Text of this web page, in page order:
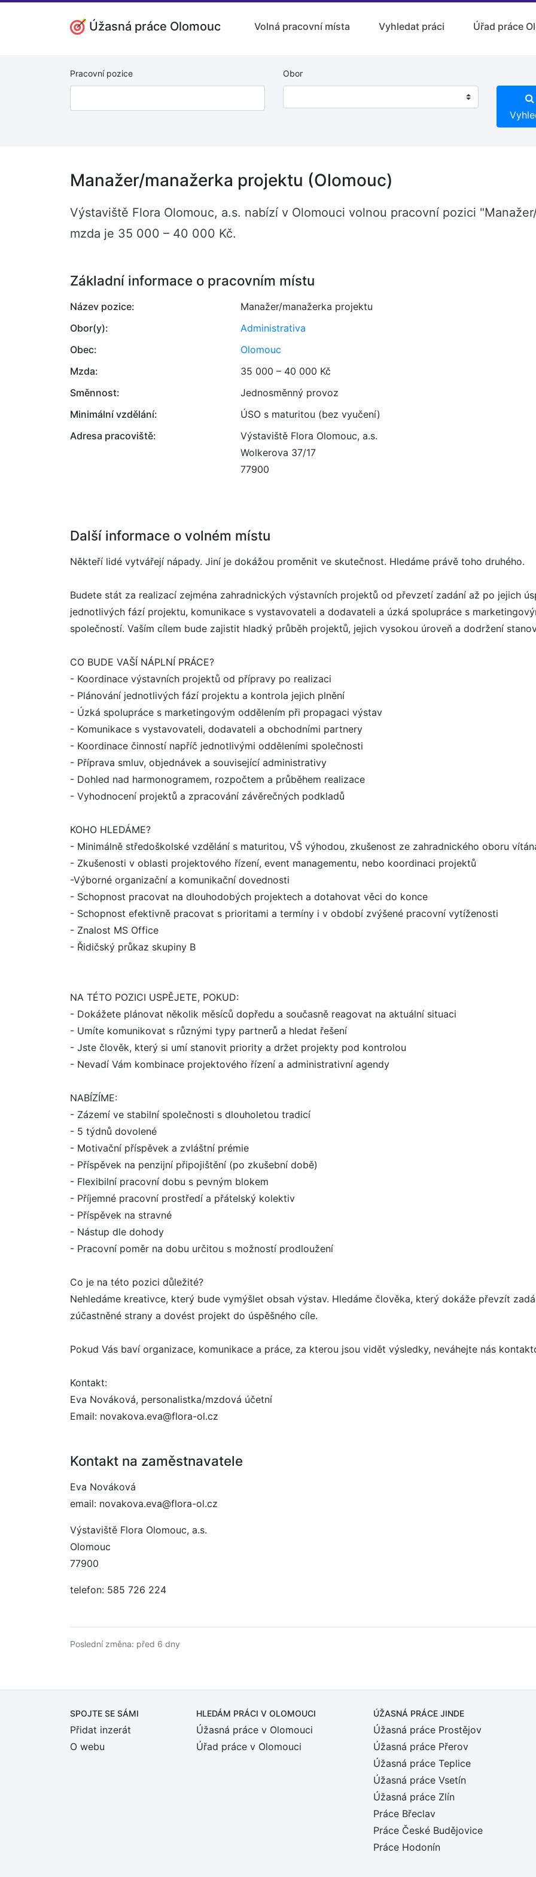
Úžasná práce Olomouc Volná pracovní místa Vyhledat práci Úřad práce
Pracovní pozice Obor
Manažer/manažerka projektu (Olomouc)
Výstaviště Flora Olomouc, a.s. nabízí v Olomouci volnou pracovní pozici
mzda je 35 000 – 40 000 Kč.
Základní informace o pracovním místu
Název pozice:
Manažer/manažerka projektu
Obor(y):
Administrativa
Obec:
Olomouc
Mzda:
35 000 – 40 000 Kč
Směnnost:
Jednosměnný provoz
Minimální vzdělání:
ÚSO s maturitou (bez vyučení)
Adresa pracoviště:
Výstaviště Flora Olomouc, a.s.
Wolkerova 37/17
77900
Další informace o volném místu
Někteří lidé vytvářejí nápady. Jiní je dokážou proměnit ve skutečnost. Hledáme právě toho druhého.
Budete stát za realizací zejména zahradnických výstavních projektů od převzetí zadání až po jejich
jednotlivých fází projektu, komunikace s vystavovateli a dodavateli a úzká spolupráce s
společností. Vaším cílem bude zajistit hladký průběh projektů, jejich vysokou úroveň a dodržení
CO BUDE VAŠÍ NÁPLNÍ PRÁCE?
- Koordinace výstavních projektů od přípravy po realizaci
- Plánování jednotlivých fází projektu a kontrola jejich plnění
- Úzká spolupráce s marketingovým oddělením při propagaci výstav
- Komunikace s vystavovateli, dodavateli a obchodními partnery
- Koordinace činností napříč jednotlivými odděleními společnosti
- Příprava smluv, objednávek a související administrativy
- Dohled nad harmonogramem, rozpočtem a průběhem realizace
- Vyhodnocení projektů a zpracování závěrečných podkladů
KOHO HLEDÁME?
- Minimálně středoškolské vzdělání s maturitou, VŠ výhodou, zkušenost ze zahradnického oboru
- Zkušenosti v oblasti projektového řízení, event managementu, nebo koordinaci projektů
-Výborné organizační a komunikační dovednosti
- Schopnost pracovat na dlouhodobých projektech a dotahovat věci do konce
- Schopnost efektivně pracovat s prioritami a termíny i v období zvýšené pracovní vytíženosti
- Znalost MS Office
- Řidičský průkaz skupiny B
NA TÉTO POZICI USPĚJETE, POKUD:
- Dokážete plánovat několik měsíců dopředu a současně reagovat na aktuální situaci
- Umíte komunikovat s různými typy partnerů a hledat řešení
- Jste člověk, který si umí stanovit priority a držet projekty pod kontrolou
- Nevadí Vám kombinace projektového řízení a administrativní agendy
NABÍZÍME:
- Zázemí ve stabilní společnosti s dlouholetou tradicí
- 5 týdnů dovolené
- Motivační příspěvek a zvláštní prémie
- Příspěvek na penzijní připojištění (po zkušební době)
- Flexibilní pracovní dobu s pevným blokem
- Příjemné pracovní prostředí a přátelský kolektiv
- Příspěvek na stravné
- Nástup dle dohody
- Pracovní poměr na dobu určitou s možností prodloužení
Co je na této pozici důležité?
Nehledáme kreativce, který bude vymýšlet obsah výstav. Hledáme člověka, který dokáže převzít
zúčastněné strany a dovést projekt do úspěšného cíle.
Pokud Vás baví organizace, komunikace a práce, za kterou jsou vidět výsledky, neváhejte nás
Kontakt:
Eva Nováková, personalistka/mzdová účetní
Email: novakova.eva@flora-ol.cz
Kontakt na zaměstnavatele
Eva Nováková
email: novakova.eva@flora-ol.cz
Výstaviště Flora Olomouc, a.s.
Olomouc
77900
telefon: 585 726 224
Poslední změna: před 6 dny
SPOJTE SE SÁMI
Přidat inzerát
O webu
HLEDÁM PRÁCI V OLOMOUCI
Úžasná práce v Olomouci
Úřad práce v Olomouci
ÚŽASNÁ PRÁCE JINDE
Úžasná práce Prostějov
Úžasná práce Přerov
Úžasná práce Teplice
Úžasná práce Vsetín
Úžasná práce Zlín
Práce Břeclav
Práce České Budějovice
Práce Hodonín